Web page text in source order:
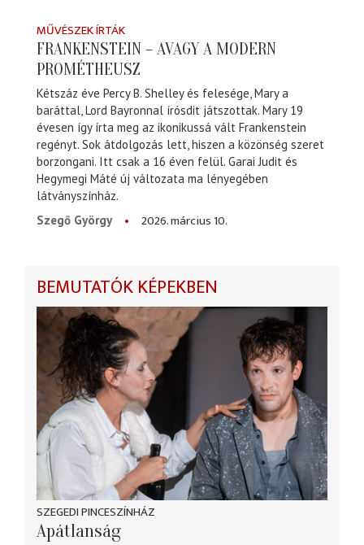
MŰVÉSZEK ÍRTÁK
FRANKENSTEIN – AVAGY A MODERN
PROMÉTHEUSZ
Kétszáz éve Percy B. Shelley és felesége, Mary a
baráttal, Lord Bayronnal írósdit játszottak. Mary 19
évesen így írta meg az ikonikussá vált Frankenstein
regényt. Sok átdolgozás lett, hiszen a közönség szeret
borzongani. Itt csak a 16 éven felül. Garai Judit és
Hegymegi Máté új változata ma lényegében
látványszínház.
Szegő György
2026. március 10.
BEMUTATÓK KÉPEKBEN
SZEGEDI PINCESZÍNHÁZ
Apátlanság